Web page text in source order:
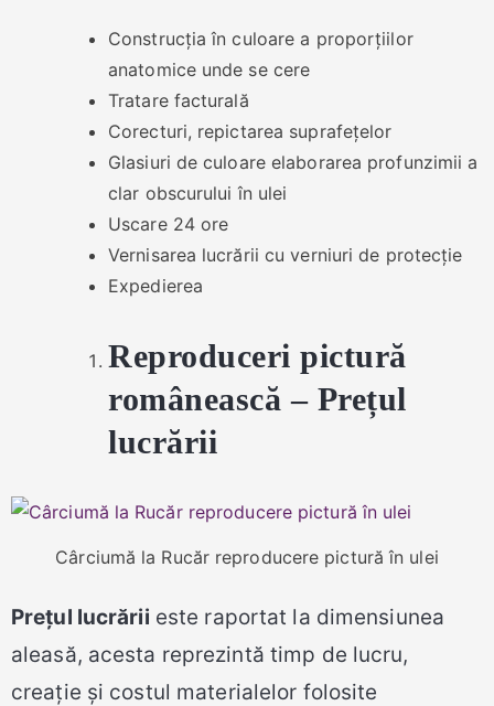
Construcția în culoare a proporțiilor
anatomice unde se cere
Tratare facturală
Corecturi, repictarea suprafețelor
Glasiuri de culoare elaborarea profunzimii a
clar obscurului în ulei
Uscare 24 ore
Vernisarea lucrării cu verniuri de protecție
Expedierea
Reproduceri pictură
românească – Prețul
lucrării
Cârciumă la Rucăr reproducere pictură în ulei
Prețul lucrării este raportat la dimensiunea
aleasă, acesta reprezintă timp de lucru,
creație și costul materialelor folosite